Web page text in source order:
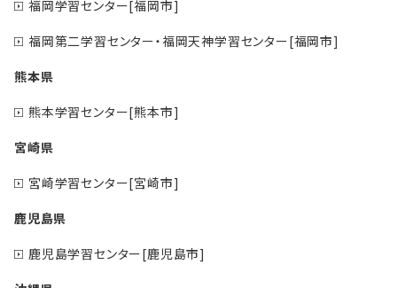
福岡学習センター[福岡市]
福岡第二学習センター・福岡天神学習センター[福岡市]
熊本県
熊本学習センター[熊本市]
宮崎県
宮崎学習センター[宮崎市]
鹿児島県
鹿児島学習センター[鹿児島市]